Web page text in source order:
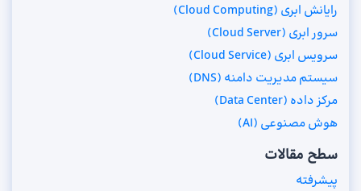
رایانش ابری (Cloud Computing)
سرور ابری (Cloud Server)
سرویس ابری (Cloud Service)
سیستم مدیریت دامنه (DNS)
مرکز داده (Data Center)
هوش مصنوعی (AI)
سطح مقالات
پیشرفته